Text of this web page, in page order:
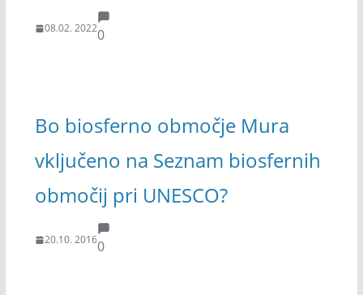
08.02. 20220
Bo biosferno območje Mura
vključeno na Seznam biosfernih
območij pri UNESCO?
20.10. 20160